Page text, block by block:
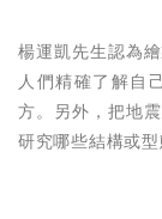
楊運凱先生認為
人們精確了解自
方。另外，把地
研究哪些結構或